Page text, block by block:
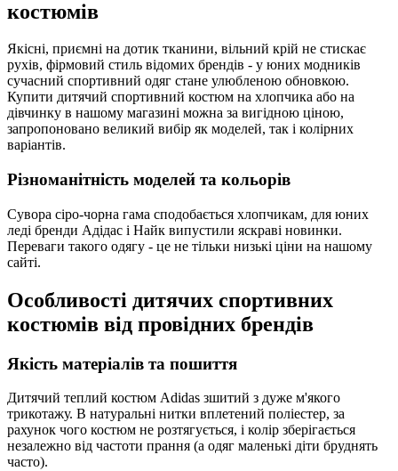
костюмів
Якісні, приємні на дотик тканини, вільний крій не стискає
рухів, фірмовий стиль відомих брендів - у юних модників
сучасний спортивний одяг стане улюбленою обновкою.
Купити дитячий спортивний костюм на хлопчика або на
дівчинку в нашому магазині можна за вигідною ціною,
запропоновано великий вибір як моделей, так і колірних
варіантів.
Різноманітність моделей та кольорів
Сувора сіро-чорна гама сподобається хлопчикам, для юних
леді бренди Адідас і Найк випустили яскраві новинки.
Переваги такого одягу - це не тільки низькі ціни на нашому
сайті.
Особливості дитячих спортивних
костюмів від провідних брендів
Якість матеріалів та пошиття
Дитячий теплий костюм Adidas зшитий з дуже м'якого
трикотажу. В натуральні нитки вплетений поліестер, за
рахунок чого костюм не розтягується, і колір зберігається
незалежно від частоти прання (а одяг маленькі діти бруднять
часто).